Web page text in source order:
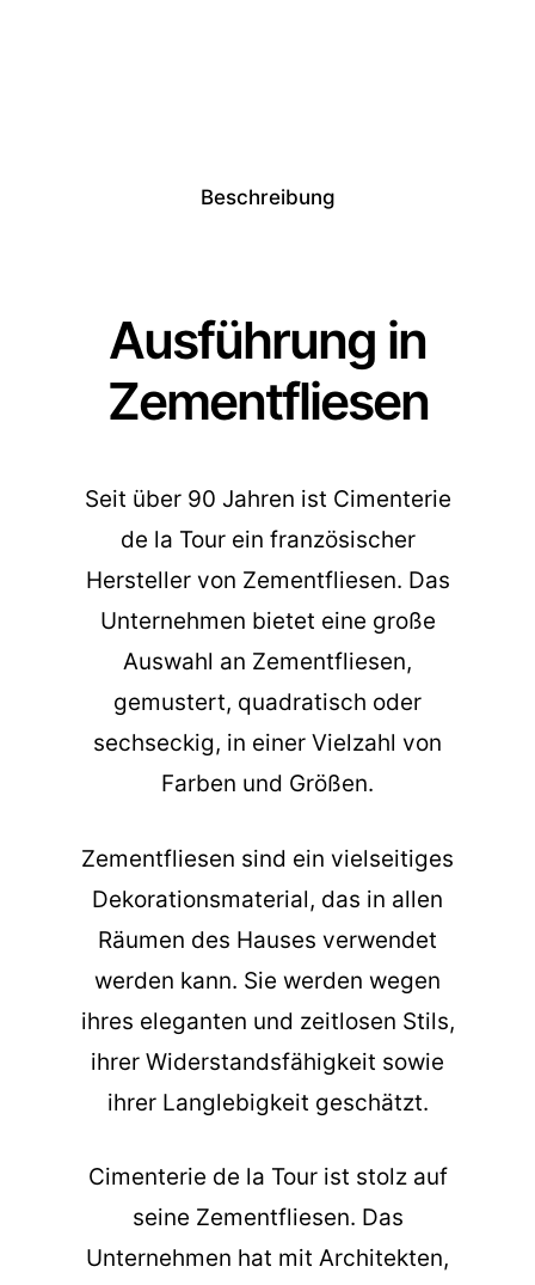
Beschreibung
Ausführung in
Zementfliesen
Seit über 90 Jahren ist Cimenterie
de la Tour ein französischer
Hersteller von Zementfliesen. Das
Unternehmen bietet eine große
Auswahl an Zementfliesen,
gemustert, quadratisch oder
sechseckig, in einer Vielzahl von
Farben und Größen.
Zementfliesen sind ein vielseitiges
Dekorationsmaterial, das in allen
Räumen des Hauses verwendet
werden kann. Sie werden wegen
ihres eleganten und zeitlosen Stils,
ihrer Widerstandsfähigkeit sowie
ihrer Langlebigkeit geschätzt.
Cimenterie de la Tour ist stolz auf
seine Zementfliesen. Das
Unternehmen hat mit Architekten,